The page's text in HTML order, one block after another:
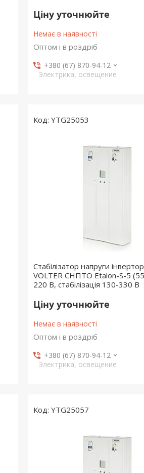
Ціну уточнюйте
Немає в наявності
Оптом і в роздріб
+380 (67) 870-94-12
Электрика, освещение
YTG25053
Стабілізатор напруги
VOLTER СНПТО Etalon-S-5
220 В, стабілізація 130-330 В
Ціну уточнюйте
Немає в наявності
Оптом і в роздріб
+380 (67) 870-94-12
Электрика, освещение
YTG25057